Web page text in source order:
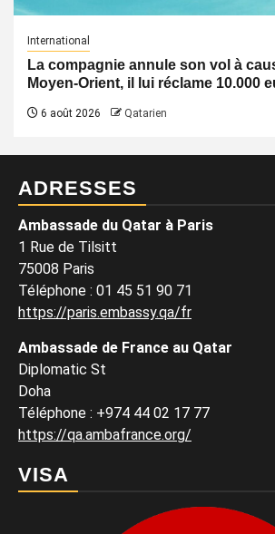
International
La compagnie annule son vol à
Moyen-Orient, il lui réclame 10.000
6 août 2026 Qatarien
ADRESSES
Ambassade du Qatar à Paris
1 Rue de Tilsitt
75008 Paris
Téléphone : 01 45 51 90 71
https://paris.embassy.qa/fr
Ambassade de France au Qatar
Diplomatic St
Doha
Téléphone : +974 44 02 17 77
https://qa.ambafrance.org/
VISA